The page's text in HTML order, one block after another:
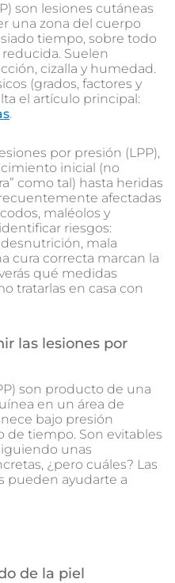
son lesiones cutáneas
una zona del cuerpo
tiempo, sobre todo
Suelen
cizalla y humedad.
(grados, factores y
el artículo principal:
.
por presión (LPP),
inicial (no
como tal) hasta heridas
afectadas
maléolos y
riesgos:
mala
cura correcta marcan la
qué medidas
tratarlas en casa con
las lesiones por
son producto de una
en un área de
bajo presión
de tiempo. Son evitables
unas
¿pero cuáles? Las
pueden ayudarte a
de la piel